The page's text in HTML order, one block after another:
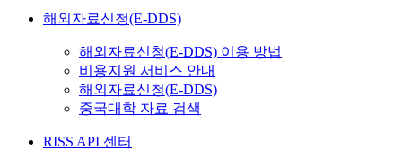
해외자료신청(E-DDS)
해외자료신청(E-DDS) 이용 방법
비용지원 서비스 안내
해외자료신청(E-DDS)
중국대학 자료 검색
RISS API 센터